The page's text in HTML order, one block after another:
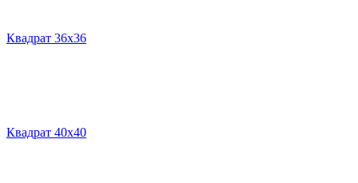
Квадрат 36х36
Квадрат 40х40